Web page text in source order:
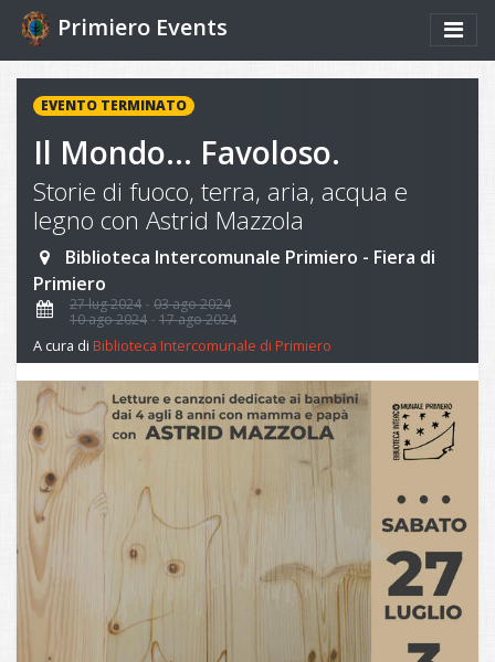
Primiero Events
EVENTO TERMINATO
Il Mondo... Favoloso.
Storie di fuoco, terra, aria, acqua e
legno con Astrid Mazzola
Biblioteca Intercomunale Primiero - Fiera di
Primiero
27 lug 2024
03 ago 2024
10 ago 2024
17 ago 2024
A cura di Biblioteca Intercomunale di Primiero